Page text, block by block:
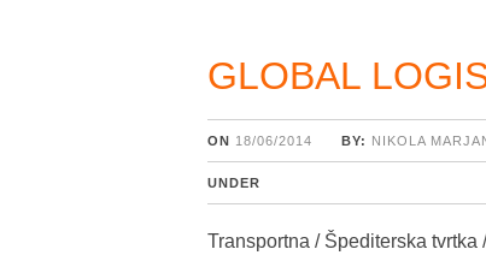
GLOBAL
ON 18/06/2014 BY: NIKOLA
UNDER
Transportna / Špediterska tvrtka